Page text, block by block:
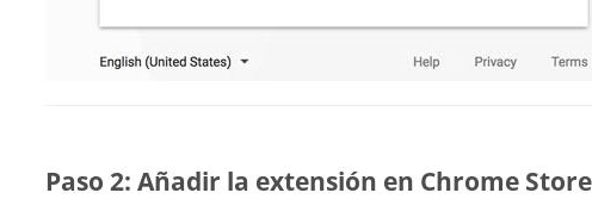
Paso 2: Añadir la extensión en Chrome Store